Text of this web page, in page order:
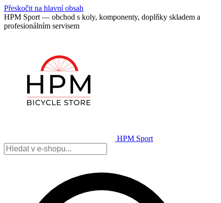
Přeskočit na hlavní obsah
HPM Sport — obchod s koly, komponenty, doplňky skladem a
profesionálním servisem
HPM Sport